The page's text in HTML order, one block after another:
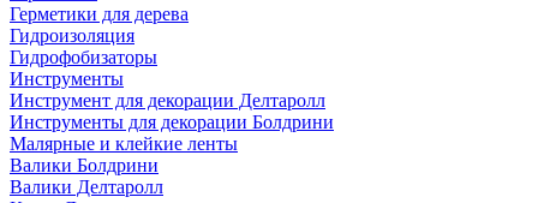
Герметики для дерева
Гидроизоляция
Гидрофобизаторы
Инструменты
Инструмент для декорации Делтаролл
Инструменты для декорации Болдрини
Малярные и клейкие ленты
Валики Болдрини
Валики Делтаролл